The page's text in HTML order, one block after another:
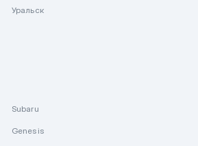
Уральск
Subaru
Genesis